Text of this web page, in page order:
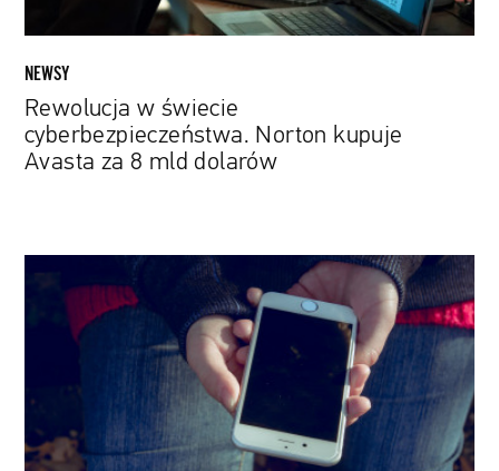
dolarów
NEWSY
Rewolucja w świecie
cyberbezpieczeństwa. Norton kupuje
Avasta za 8 mld dolarów
limitami
dla
nieletnich